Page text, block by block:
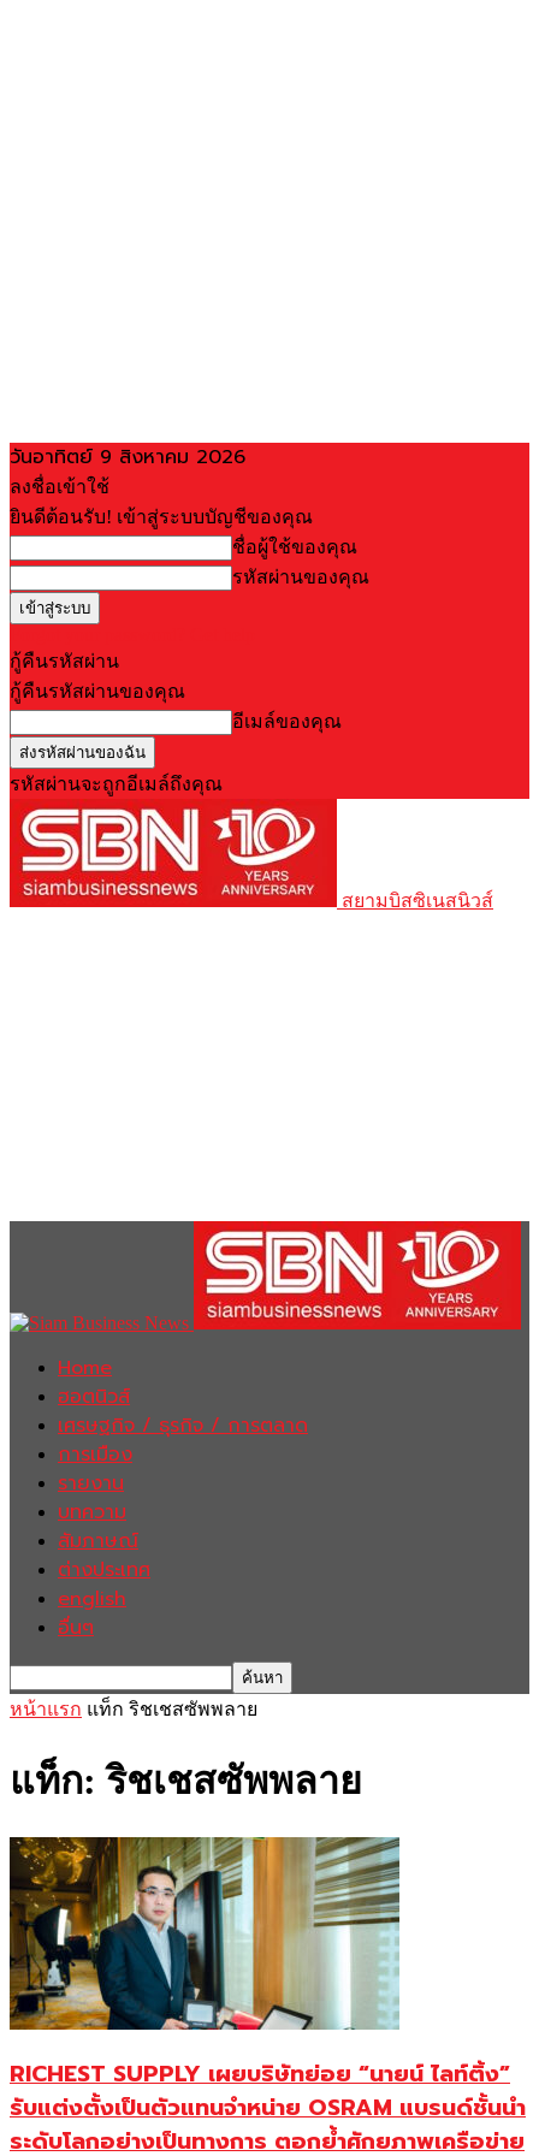
วันอาทิตย์ 9 สิงหาคม 2026
ลงชื่อเข้าใช้
ยินดีต้อนรับ! เข้าสู่ระบบบัญชีของคุณ
ชื่อผู้ใช้ของคุณ
รหัสผ่านของคุณ
กู้คืนรหัสผ่าน
กู้คืนรหัสผ่านของคุณ
อีเมล์ของคุณ
รหัสผ่านจะถูกอีเมล์ถึงคุณ
สยามบิสซิเนสนิวส์
Home
ฮอตนิวส์
เศรษฐกิจ / ธุรกิจ / การตลาด
การเมือง
รายงาน
บทความ
สัมภาษณ์
ต่างประเทศ
english
อื่นๆ
หน้าแรก แท็ก ริชเชสซัพพลาย
แท็ก: ริชเชสซัพพลาย
RICHEST SUPPLY เผยบริษัทย่อย “นายน์ ไลท์ติ้ง”
รับแต่งตั้งเป็นตัวแทนจำหน่าย OSRAM แบรนด์ชั้นนำ
ระดับโลกอย่างเป็นทางการ ตอกย้ำศักยภาพเครือข่าย